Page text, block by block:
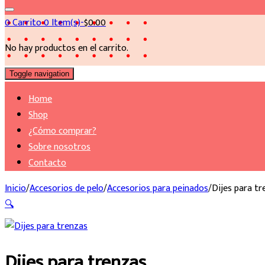
0Carrito0 Item(s)-$0.00
No hay productos en el carrito.
Toggle navigation
Home
Shop
¿Cómo comprar?
Sobre nosotros
Contacto
Inicio/Accesorios de pelo/Accesorios para peinados/Dijes para
🔍